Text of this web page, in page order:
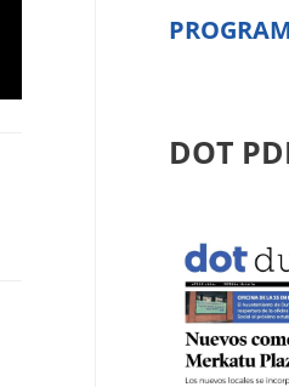
DOT